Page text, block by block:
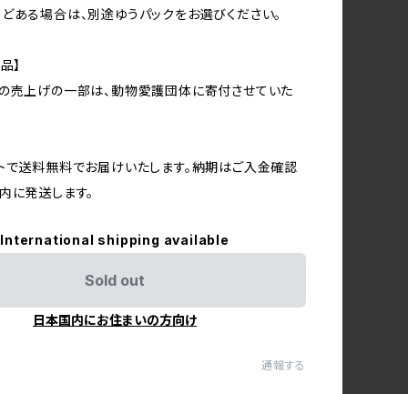
ある場合は、別途ゆうパックをお選びください。
】
売上げの一部は、動物愛護団体に寄付させていた
で送料無料でお届けいたします。納期はご入金確認
に発送します。
International shipping available
Sold out
日本国内にお住まいの方向け
通報する